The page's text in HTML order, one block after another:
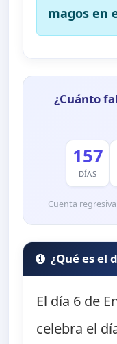
magos en
¿Cuánto
157
DÍAS
Cuenta
¿Qué es el
El día 6 de
celebra el